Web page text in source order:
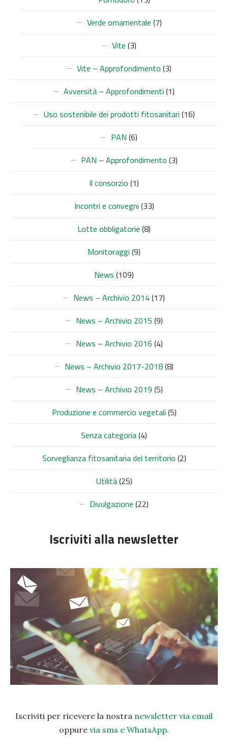
Verde ornamentale (7)
Vite (3)
Vite – Approfondimento (3)
Avversità – Approfondimenti (1)
Uso sostenibile dei prodotti fitosanitari (16)
PAN (6)
PAN – Approfondimento (3)
Il consorzio (1)
Incontri e convegni (33)
Lotte obbligatorie (8)
Monitoraggi (9)
News (109)
News – Archivio 2014(17)
News – Archivio 2015 (9)
News – Archivio 2016 (4)
News – Archivio 2017-2018(8)
News – Archivio 2019 (5)
Produzione e commercio vegetali (5)
Senza categoria(4)
Sorveglianza fitosanitaria del territorio (2)
Utilità(25)
Divulgazione (22)
Iscriviti alla newsletter
Iscriviti per ricevere la nostra newsletter via email
oppure via sms e WhatsApp.